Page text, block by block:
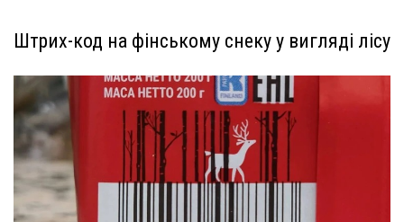
Штрих-код на фінському снеку у вигляді лісу